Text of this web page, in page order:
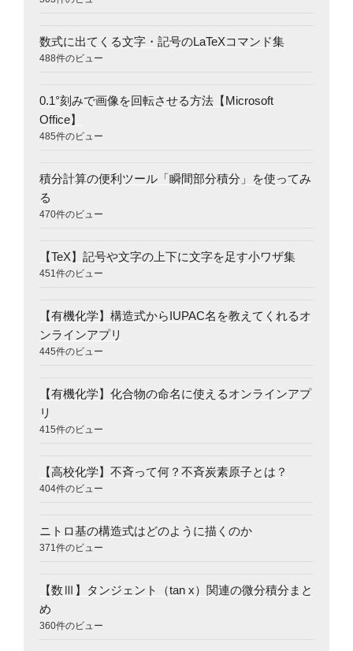
数式に出てくる文字・記号のLaTeXコマンド集
488件のビュー
0.1°刻みで画像を回転させる方法【Microsoft
Office】
485件のビュー
積分計算の便利ツール「瞬間部分積分」を使ってみ
る
470件のビュー
【TeX】記号や文字の上下に文字を足す小ワザ集
451件のビュー
【有機化学】構造式からIUPAC名を教えてくれるオ
ンラインアプリ
445件のビュー
【有機化学】化合物の命名に使えるオンラインアプ
リ
415件のビュー
【高校化学】不斉って何？不斉炭素原子とは？
404件のビュー
ニトロ基の構造式はどのように描くのか
371件のビュー
【数Ⅲ】タンジェント（tan x）関連の微分積分まと
め
360件のビュー